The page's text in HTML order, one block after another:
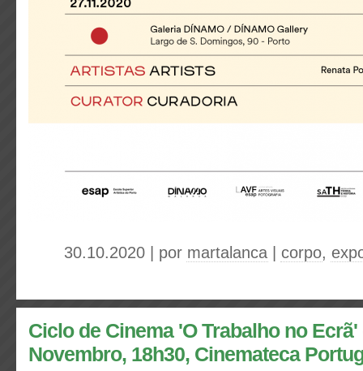
30.10.2020 | por martalanca corpo,
Ciclo de Cinema 'O Trabalho no Ecrã'
Novembro, 18h30, Cinemateca